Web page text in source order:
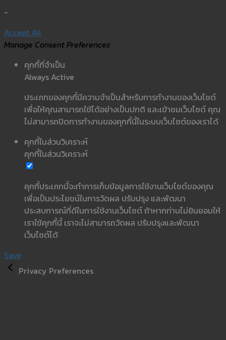
-
Accept All
Manage Consent Preferences
คุกกี้ที่จำเป็น
Always Active
ประเภทของคุกกี้มีความจำเป็นสำหรับการทำงานของเว็บไซต์
เพื่อให้คุณสามารถใช้ได้อย่างเป็นปกติ และเข้าชมเว็บไซต์ คุณ
ไม่สามารถปิดการทำงานของคุกกี้นี้ในระบบเว็บไซต์ของเราได้
คุกกี้ในส่วนวิเคราะห์
คุกกี้ในส่วนวิเคราะห์
คุกกี้ประเภทนี้จะทำการเก็บข้อมูลการใช้งานเว็บไซต์ของคุณ
เพื่อเป็นประโยชน์ในการวัดผล ปรับปรุง และพัฒนา
ประสบการณ์ที่ดีในการใช้งานเว็บไซต์ ถ้าหากท่านไม่ยินยอมให้
เราใช้คุกกี้นี้ เราจะไม่สามารถวัดผล ปรับปรุงและพัฒนา
เว็บไซต์ได้
Save
Privacy Preferences